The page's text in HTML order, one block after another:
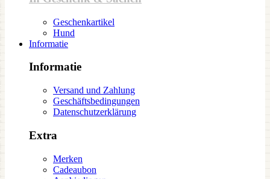
Geschenkartikel
Hund
Informatie
Informatie
Versand und Zahlung
Geschäftsbedingungen
Datenschutzerklärung
Extra
Merken
Cadeaubon